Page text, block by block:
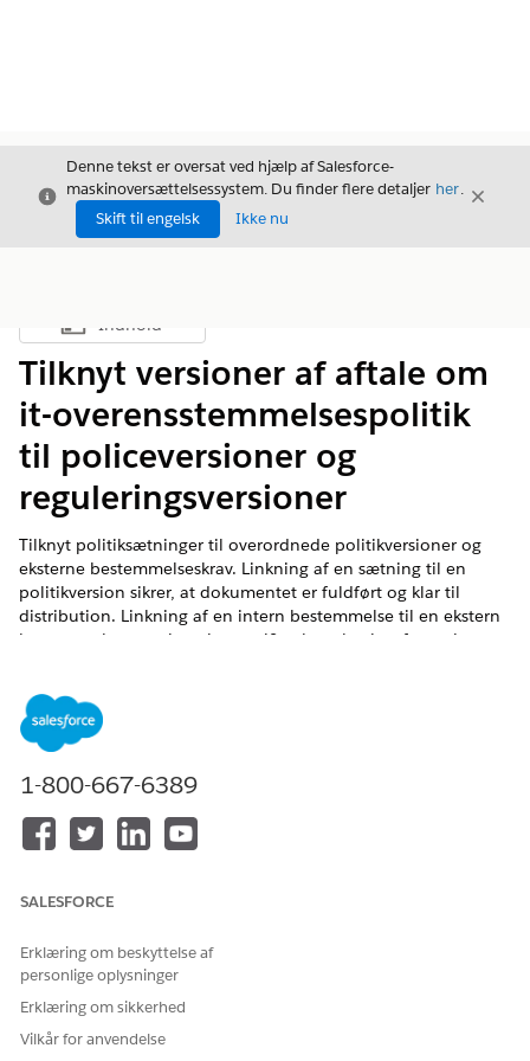
Luk
Denne tekst er oversat ved hjælp af Salesforce-
maskinoversættelsessystem. Du finder flere detaljer her.
Skift til engelsk
Ikke nu
Luk
Vis indholdsfortegnelse
Indhold
Tilknyt versioner af aftale om
it-overensstemmelsespolitik
til policeversioner og
reguleringsversioner
Tilknyt politiksætninger til overordnede politikversioner og
eksterne bestemmelseskrav. Linkning af en sætning til en
politikversion sikrer, at dokumentet er fuldført og klar til
distribution. Linkning af en intern bestemmelse til en ekstern
bestemmelsessætning giver verificerbare beviser for revisorer
EDITIONSHEADING
Tilgængelig i: Lightning Experience
Tilgængelig i:Enterprise
med Agentforce IT Service.
BRUGERTILLADELSER PÅKRÆVET
Hvis du vil konfigurere
overensstemmelsesregistreri
nger:
Fra Appstarter skal du finde og vælge
1-800-667-6389
SALESFORCE
Erklæring om beskyttelse af
personlige oplysninger
Erklæring om sikkerhed
Vilkår for anvendelse